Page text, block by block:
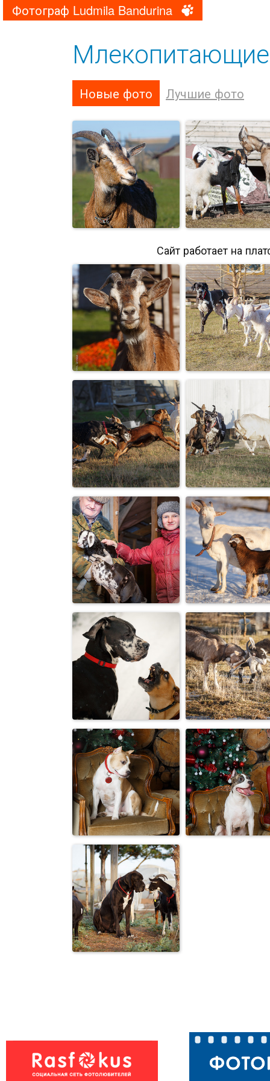
Фотограф Ludmila Bandurina
Млекопитающие
Новые фото Лучшие фото
Полуальпийская
коза Дереза
Весенние
«разборки»
Сайт работает на
Позирует и
улыбается :-)
Мой
пастух! (из
старенького...
От топота копыт
пыль по полю
летит
«Рога,
главное — у
ЗУБЫ!»
Сделка :-)
:-)
«Ну я понял. А
пугать-то когда
будешь?»
Выясняют
отношения :-)
Фиби
Снюхались :-)